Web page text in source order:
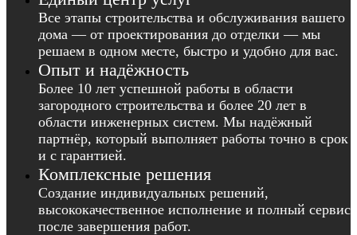
Все этапы строительства и обслуживания вашего
дома — от проектирования до отделки — мы
решаем в одном месте, быстро и удобно для вас.
Опыт и надёжность
Более 10 лет успешной работы в области
загородного строительства и более 20 лет в
области инженерных систем. Мы надёжный
партнёр, который выполняет работы точно в срок
и с гарантией.
Комплексные решения
Создание индивидуальных решений,
высококачественное исполнение и полный сервис
после завершения работ.